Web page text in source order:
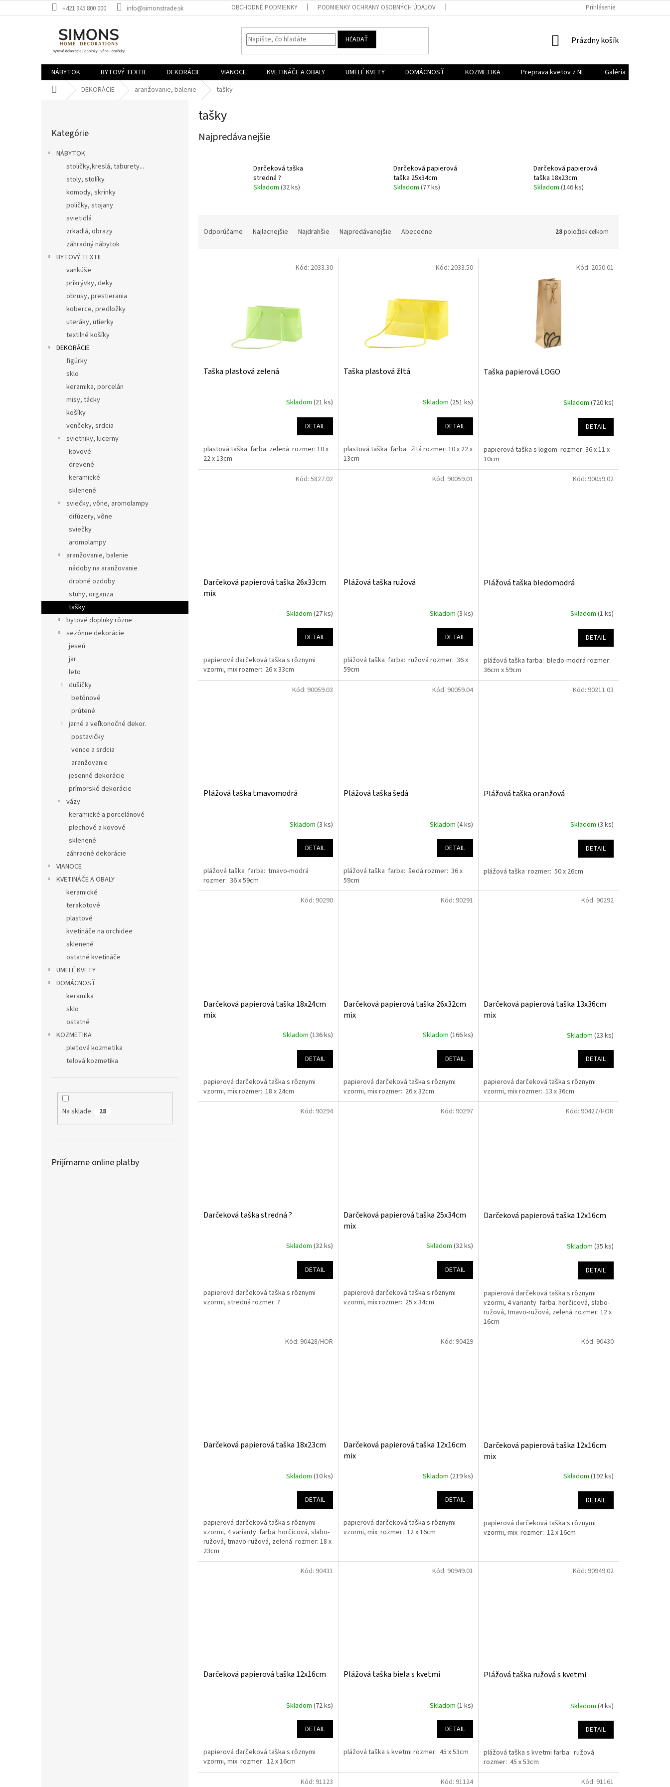
na
+421 945 800 000 info@simonstrade.sk OBCHODNÉ PODMIENKY PODMIENKY OCHRANY OSOBNÝCH ÚDAJOV KONTAKT
Prihlásenie
HĽADAŤ
NÁKUPNÝ
Prázdny košík
NÁBYTOK BYTOVÝ TEXTIL DEKORÁCIE VIANOCE KVETINÁČE A OBALY UMELÉ KVETY DOMÁCNOSŤ KOZMETIKA Preprava kvetov z NL Galéria
DomovDEKORÁCIE aranžovanie, balenie tašky
kategórie
Kategórie
NÁBYTOK
stoličky,kreslá, taburety...
stoly, stolíky
komody, skrinky
poličky, stojany
svietidlá
zrkadlá, obrazy
záhradný nábytok
BYTOVÝ TEXTIL
vankúše
prikrývky, deky
obrusy, prestierania
koberce, predložky
uteráky, utierky
textilné košíky
DEKORÁCIE
figúrky
sklo
keramika, porcelán
misy, tácky
košíky
venčeky, srdcia
svietniky, lucerny
kovové
drevené
keramické
sklenené
sviečky, vône, aromolampy
difúzery, vône
sviečky
aromolampy
aranžovanie, balenie
nádoby na aranžovanie
drobné ozdoby
stuhy, organza
tašky
bytové doplnky rôzne
sezónne dekorácie
jeseň
jar
leto
dušičky
betónové
prútené
jarné a veľkonočné dekor.
postavičky
vence a srdcia
aranžovanie
jesenné dekorácie
prímorské dekorácie
vázy
keramické a porcelánové
plechové a kovové
sklenené
záhradné dekorácie
VIANOCE
KVETINÁČE A OBALY
keramické
terakotové
plastové
kvetináče na orchidee
sklenené
ostatné kvetináče
UMELÉ KVETY
DOMÁCNOSŤ
keramika
sklo
ostatné
KOZMETIKA
pleťová kozmetika
telová kozmetika
Na sklade 28
Prijímame online platby
tašky
Najpredávanejšie
Darčeková taška
stredná ?
Skladom (32 ks)
Darčeková papierová
taška 25x34cm
Skladom (77 ks)
Darčeková papierová
taška 18x23cm
Skladom (146 ks)
Odporúčame Najlacnejšie Najdrahšie Najpredávanejšie Abecedne 28položiek celkom
Taška plastová zelená
Skladom (21 ks)
DETAIL
plastová taška farba: zelená rozmer: 10 x
22 x 13cm
Kód: 2033.30
Taška plastová žltá
Skladom (251 ks)
DETAIL
plastová taška farba: žltá rozmer: 10 x 22 x
13cm
Kód: 2033.50
Taška papierová LOGO
Skladom (720 ks)
DETAIL
papierová taška s logom rozmer: 36 x 11 x
10cm
Kód: 2050.01
Darčeková papierová taška 26x33cm
mix
Skladom (27 ks)
DETAIL
papierová darčeková taška s rôznymi
vzormi, mix rozmer: 26 x 33cm
Kód: 5827.02
Plážová taška ružová
Skladom (3 ks)
DETAIL
plážová taška farba: ružová rozmer: 36 x
59cm
Kód: 90059.01
Plážová taška bledomodrá
Skladom (1 ks)
DETAIL
plážová taška farba: bledo-modrá rozmer:
36cm x 59cm
Kód: 90059.02
Plážová taška tmavomodrá
Skladom (3 ks)
DETAIL
plážová taška farba: tmavo-modrá
rozmer: 36 x 59cm
Kód: 90059.03
Plážová taška šedá
Skladom (4 ks)
DETAIL
plážová taška farba: šedá rozmer: 36 x
59cm
Kód: 90059.04
Plážová taška oranžová
Skladom (3 ks)
DETAIL
plážová taška rozmer: 50 x 26cm
Kód: 90211.03
Darčeková papierová taška 18x24cm
mix
Skladom (136 ks)
DETAIL
papierová darčeková taška s rôznymi
vzormi, mix rozmer: 18 x 24cm
Kód: 90290
Darčeková papierová taška 26x32cm
mix
Skladom (166 ks)
DETAIL
papierová darčeková taška s rôznymi
vzormi, mix rozmer: 26 x 32cm
Kód: 90291
Darčeková papierová taška 13x36cm
mix
Skladom (23 ks)
DETAIL
papierová darčeková taška s rôznymi
vzormi, mix rozmer: 13 x 36cm
Kód: 90292
Darčeková taška stredná ?
Skladom (32 ks)
DETAIL
papierová darčeková taška s rôznymi
vzormi, stredná rozmer: ?
Kód: 90294
Darčeková papierová taška 25x34cm
mix
Skladom (32 ks)
DETAIL
papierová darčeková taška s rôznymi
vzormi, mix rozmer: 25 x 34cm
Kód: 90297
Darčeková papierová taška 12x16cm
Skladom (35 ks)
DETAIL
papierová darčeková taška s rôznymi
vzormi, 4 varianty farba: horčicová, slabo-
ružová, tmavo-ružová, zelená rozmer: 12 x
16cm
Kód: 90427/HOR
Darčeková papierová taška 18x23cm
Skladom (10 ks)
DETAIL
papierová darčeková taška s rôznymi
vzormi, 4 varianty farba: horčicová, slabo-
ružová, tmavo-ružová, zelená rozmer: 18 x
23cm
Kód: 90428/HOR
Darčeková papierová taška 12x16cm
mix
Skladom (219 ks)
DETAIL
papierová darčeková taška s rôznymi
vzormi, mix rozmer: 12 x 16cm
Kód: 90429
Darčeková papierová taška 12x16cm
mix
Skladom (192 ks)
DETAIL
papierová darčeková taška s rôznymi
vzormi, mix rozmer: 12 x 16cm
Kód: 90430
Darčeková papierová taška 12x16cm
Skladom (72 ks)
DETAIL
papierová darčeková taška s rôznymi
vzormi, mix rozmer: 12 x 16cm
Kód: 90431
Plážová taška biela s kvetmi
Skladom (1 ks)
DETAIL
plážová taška s kvetmi rozmer: 45 x 53cm
Kód: 90949.01
Plážová taška ružová s kvetmi
Skladom (4 ks)
DETAIL
plážová taška s kvetmi farba: ružová
rozmer: 45 x 53cm
Kód: 90949.02
Kód: 91123 Kód: 91124 Kód: 91161